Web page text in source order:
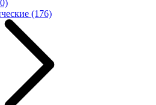
(176)